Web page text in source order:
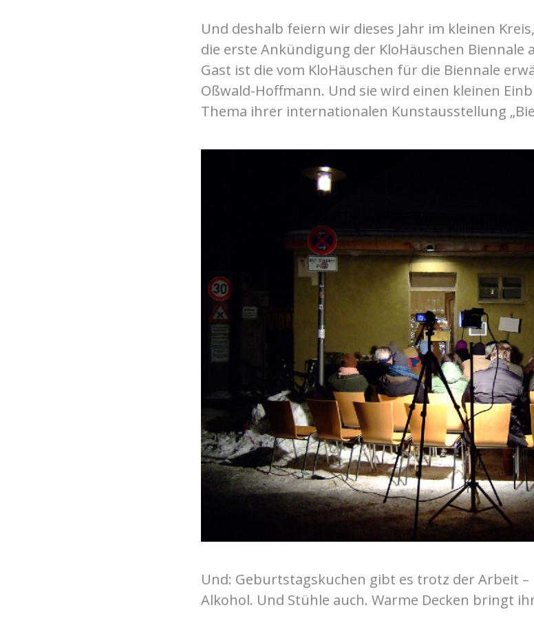
Und deshalb feiern wir dieses Jahr im kleinen
die erste Ankündigung der KloHäuschen Biennale
Gast ist die vom KloHäuschen für die Biennale
Oßwald-Hoffmann. Und sie wird einen kleinen
Thema ihrer internationalen Kunstausstellung
Und: Geburtstagskuchen gibt es trotz der Arbeit
Alkohol. Und Stühle auch. Warme Decken bringt